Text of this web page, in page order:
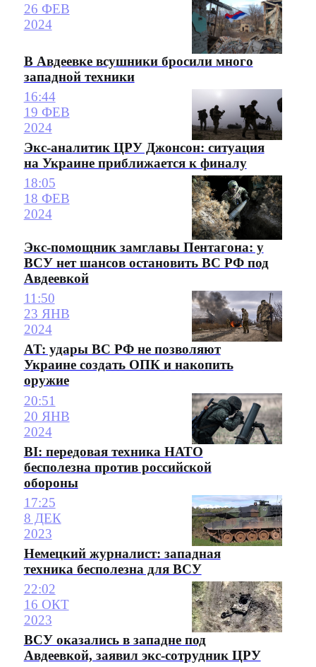
26 ФЕВ
2024
В Авдеевке всушники бросили много
западной техники
16:44
19 ФЕВ
2024
Экс-аналитик ЦРУ Джонсон: ситуация
на Украине приближается к финалу
18:05
18 ФЕВ
2024
Экс-помощник замглавы Пентагона: у
ВСУ нет шансов остановить ВС РФ под
Авдеевкой
11:50
23 ЯНВ
2024
AT: удары ВС РФ не позволяют
Украине создать ОПК и накопить
оружие
20:51
20 ЯНВ
2024
BI: передовая техника НАТО
бесполезна против российской
обороны
17:25
8 ДЕК
2023
Немецкий журналист: западная
техника бесполезна для ВСУ
22:02
16 ОКТ
2023
ВСУ оказались в западне под
Авдеевкой, заявил экс-сотрудник ЦРУ